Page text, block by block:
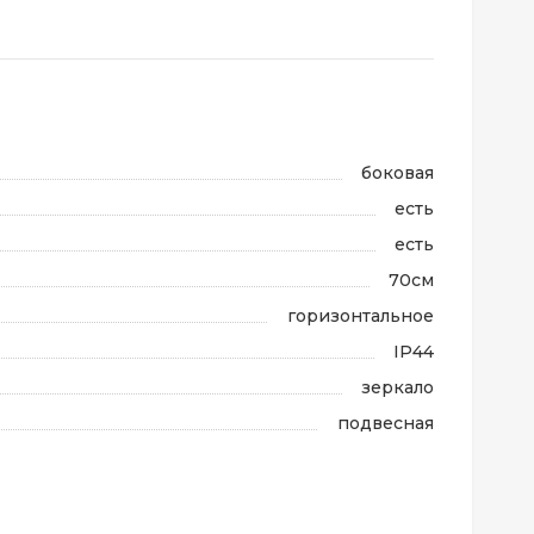
боковая
есть
есть
70см
горизонтальное
IP44
зеркало
подвесная